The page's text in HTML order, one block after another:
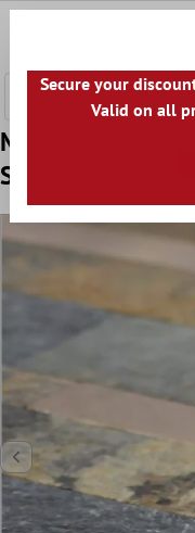
Muster von Vinyl
Selbstklebend
Secure your
Valid on all